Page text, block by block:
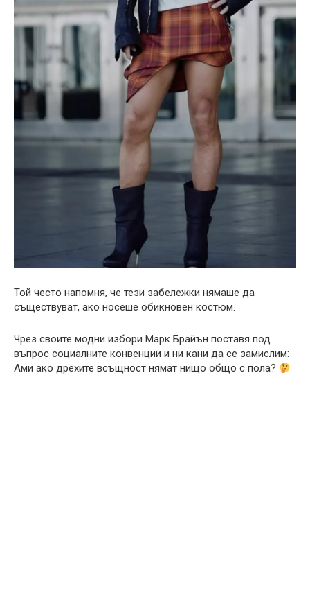
Той често напомня, че тези забележки нямаше да
съществуват, ако носеше обикновен костюм.
Чрез своите модни избори Марк Брайън поставя под
въпрос социалните конвенции и ни кани да се замислим:
Ами ако дрехите всъщност нямат нищо общо с пола?